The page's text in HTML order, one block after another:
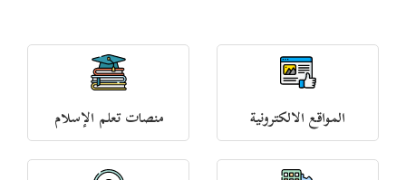
المواقع الالكترونية منصات تعلم الإسلام